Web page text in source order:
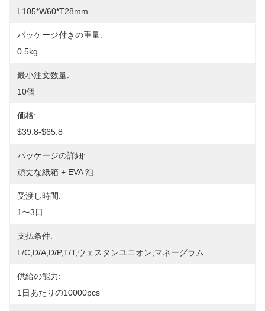
L105*W60*T28mm
パッケージ付きの重量:
0.5kg
最小注文数量:
10個
価格:
$39.8-$65.8
パッケージの詳細:
頑丈な紙箱 + EVA 泡
受渡し時間:
1〜3日
支払条件:
L/C,D/A,D/P,T/T,ウェスタンユニオン,マネーグラム
供給の能力:
1日あたりの10000pcs